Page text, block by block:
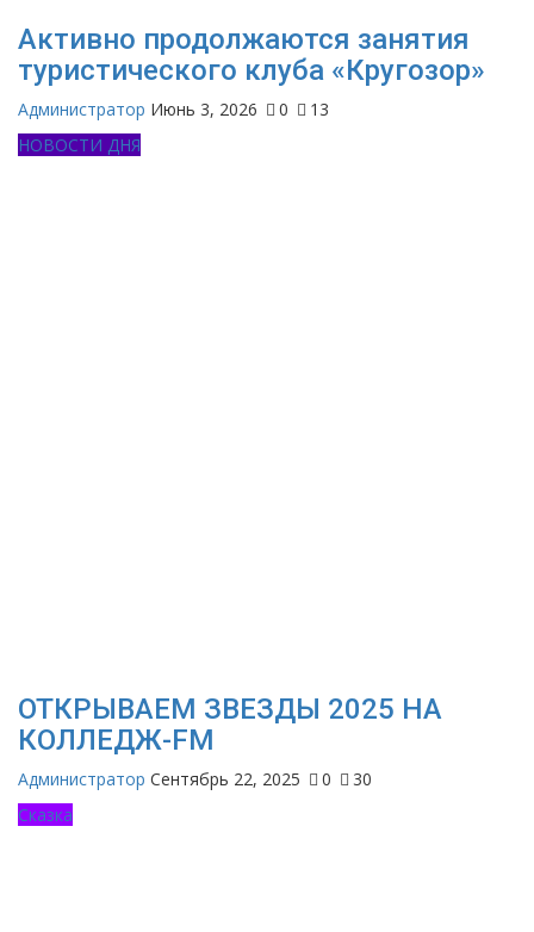
Активно продолжаются занятия
туристического клуба «Кругозор»
Администратор Июнь 3, 2026 0
13
НОВОСТИ ДНЯ
ОТКРЫВАЕМ ЗВЕЗДЫ 2025 НА
КОЛЛЕДЖ-FM
Администратор Сентябрь 22, 2025 0
30
Сказка